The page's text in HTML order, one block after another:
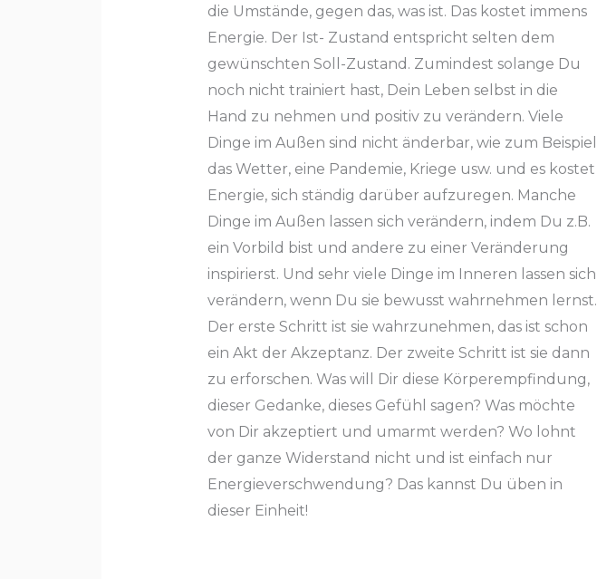
die Umstände, gegen das, was ist. Das kostet immens
Energie. Der Ist- Zustand entspricht selten dem
gewünschten Soll-Zustand. Zumindest solange Du
noch nicht trainiert hast, Dein Leben selbst in die
Hand zu nehmen und positiv zu verändern. Viele
Dinge im Außen sind nicht änderbar, wie zum Beispiel
das Wetter, eine Pandemie, Kriege usw. und es kostet
Energie, sich ständig darüber aufzuregen. Manche
Dinge im Außen lassen sich verändern, indem Du z.B.
ein Vorbild bist und andere zu einer Veränderung
inspirierst. Und sehr viele Dinge im Inneren lassen sich
verändern, wenn Du sie bewusst wahrnehmen lernst.
Der erste Schritt ist sie wahrzunehmen, das ist schon
ein Akt der Akzeptanz. Der zweite Schritt ist sie dann
zu erforschen. Was will Dir diese Körperempfindung,
dieser Gedanke, dieses Gefühl sagen? Was möchte
von Dir akzeptiert und umarmt werden? Wo lohnt
der ganze Widerstand nicht und ist einfach nur
Energieverschwendung? Das kannst Du üben in
dieser Einheit!